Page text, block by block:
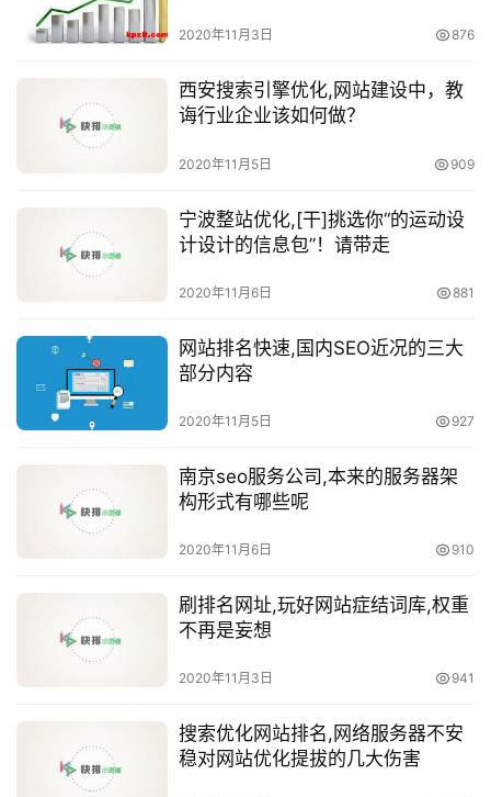
2020年11月3日 876
西安搜索引擎优化,网站建设中，教
诲行业企业该如何做？
2020年11月5日 909
宁波整站优化,[干]挑选你“的运动设
计设计的信息包”！请带走
2020年11月6日 881
网站排名快速,国内SEO近况的三大
部分内容
2020年11月5日 927
南京seo服务公司,本来的服务器架
构形式有哪些呢
2020年11月6日 910
刷排名网址,玩好网站症结词库,权重
不再是妄想
2020年11月3日 941
搜索优化网站排名,网络服务器不安
稳对网站优化提拔的几大伤害